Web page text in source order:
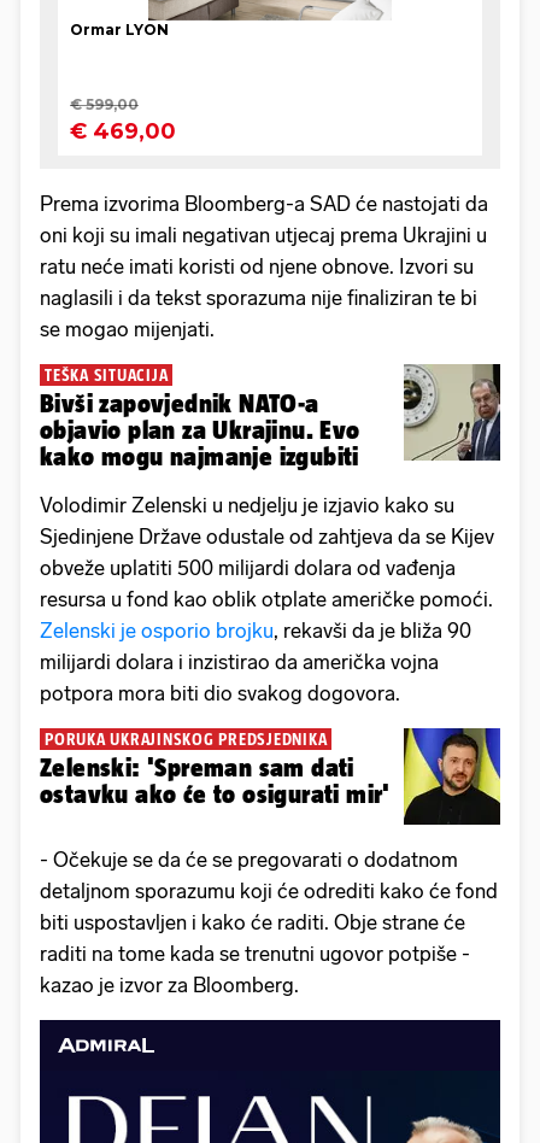
Prema izvorima Bloomberg-a SAD će nastojati da
oni koji su imali negativan utjecaj prema Ukrajini u
ratu neće imati koristi od njene obnove. Izvori su
naglasili i da tekst sporazuma nije finaliziran te bi
se mogao mijenjati.
TEŠKA SITUACIJA
Bivši zapovjednik NATO-a
objavio plan za Ukrajinu. Evo
kako mogu najmanje izgubiti
Volodimir Zelenski u nedjelju je izjavio kako su
Sjedinjene Države odustale od zahtjeva da se Kijev
obveže uplatiti 500 milijardi dolara od vađenja
resursa u fond kao oblik otplate američke pomoći.
Zelenski je osporio brojku, rekavši da je bliža 90
milijardi dolara i inzistirao da američka vojna
potpora mora biti dio svakog dogovora.
PORUKA UKRAJINSKOG PREDSJEDNIKA
Zelenski: 'Spreman sam dati
ostavku ako će to osigurati mir'
- Očekuje se da će se pregovarati o dodatnom
detaljnom sporazumu koji će odrediti kako će fond
biti uspostavljen i kako će raditi. Obje strane će
raditi na tome kada se trenutni ugovor potpiše -
kazao je izvor za Bloomberg.